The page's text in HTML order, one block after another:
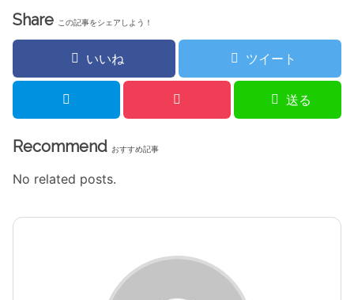
Share この記事をシェアしよう！
いいね ツイート
送る
Recommend おすすめ記事
No related posts.